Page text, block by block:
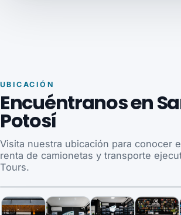
UBICACIÓN
Encuéntranos en
Potosí
Visita nuestra ubicación para conocer
renta de camionetas y transporte
Tours.